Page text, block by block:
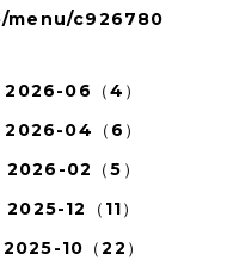
c926780
2026-06（4）
2026-04（6）
2026-02（5）
2025-12（11）
2025-10（22）